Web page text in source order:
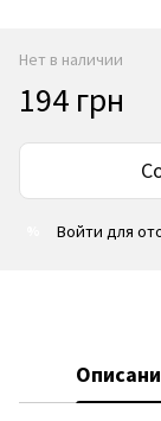
Нет в наличии
194 грн
Войти для